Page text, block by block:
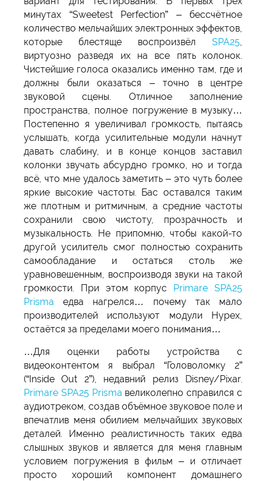
минутах “Sweetest Perfection” – бессчётное
количество мельчайших электронных эффектов,
которые блестяще воспроизвёл SPA25,
виртуозно разведя их на все пять колонок.
Чистейшие голоса оказались именно там, где и
должны были оказаться – точно в центре
звуковой сцены. Отличное заполнение
пространства, полное погружение в музыку…
Постепенно я увеличивал громкость, пытаясь
услышать, когда усилительные модули начнут
давать слабину, и в конце концов заставил
колонки звучать абсурдно громко, но и тогда
всё, что мне удалось заметить – это чуть более
яркие высокие частоты. Бас оставался таким
же плотным и ритмичным, а средние частоты
сохранили свою чистоту, прозрачность и
музыкальность. Не припомню, чтобы какой-то
другой усилитель смог полностью сохранить
самообладание и остаться столь же
уравновешенным, воспроизводя звуки на такой
громкости. При этом корпус Primare SPA25
Prisma едва нагрелся… почему так мало
производителей используют модули Hypex,
остаётся за пределами моего понимания…
…Для оценки работы устройства с
видеоконтентом я выбрал “Головоломку 2”
(“Inside Out 2”), недавний релиз Disney/Pixar.
Primare SPA25 Prisma великолепно справился с
аудиотреком, создав объёмное звуковое поле и
впечатлив меня обилием мельчайших звуковых
деталей. Именно реалистичность таких едва
слышных звуков и является для меня главным
условием погружения в фильм – и отличает
просто хороший компонент домашнего